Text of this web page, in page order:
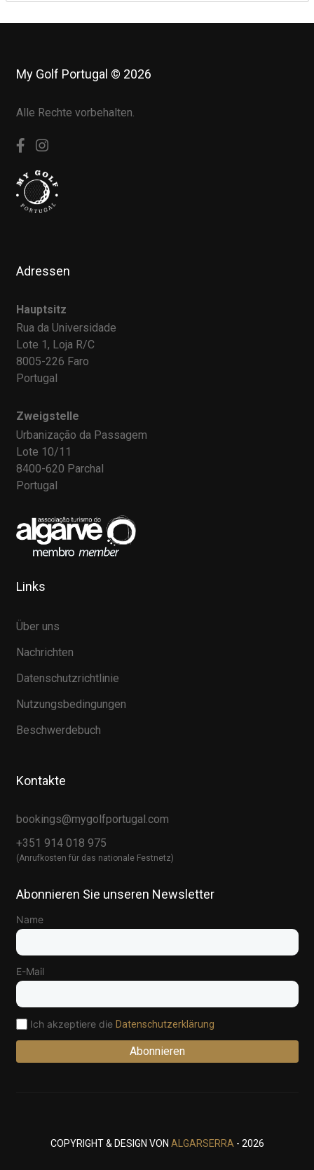
My Golf Portugal © 2026
Alle Rechte vorbehalten.
Adressen
Hauptsitz
Rua da Universidade
Lote 1, Loja R/C
8005-226 Faro
Portugal
Zweigstelle
Urbanização da Passagem
Lote 10/11
8400-620 Parchal
Portugal
Links
Über uns
Nachrichten
Datenschutzrichtlinie
Nutzungsbedingungen
Beschwerdebuch
Kontakte
bookings@mygolfportugal.com
+351 914 018 975
(Anrufkosten für das nationale Festnetz)
Abonnieren Sie unseren Newsletter
Name
E-Mail
Ich akzeptiere die Datenschutzerklärung
Abonnieren
COPYRIGHT & DESIGN VON ALGARSERRA - 2026